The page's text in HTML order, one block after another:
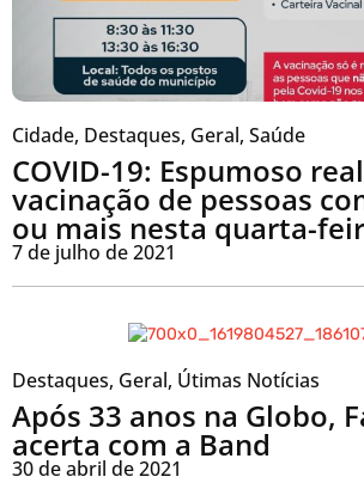
Cidade, Destaques, Geral, Saúde
COVID-19: Espumoso
vacinação de pessoas
ou mais nesta quarta-
7 de julho de 2021
Destaques, Geral, Útimas Notícias
Após 33 anos na Globo,
acerta com a Band
30 de abril de 2021